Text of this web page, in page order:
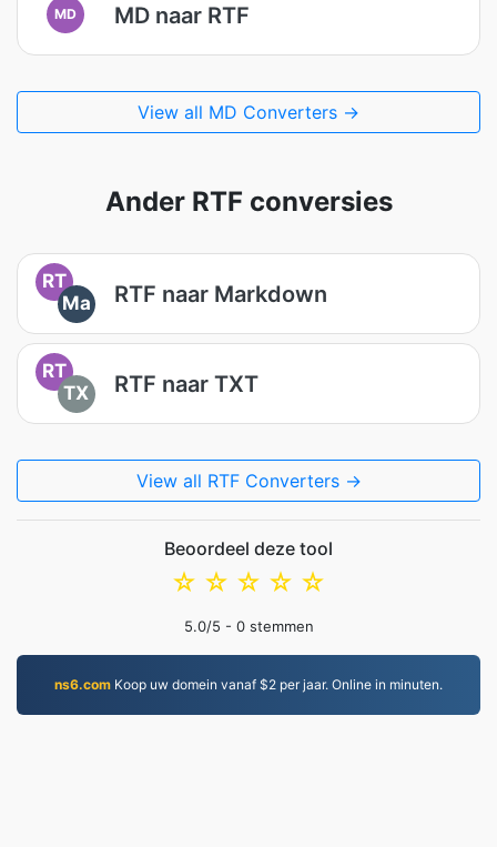
MD MD naar RTF
View all MD Converters →
Ander RTF conversies
RT
Ma
RTF naar Markdown
RT
TX
RTF naar TXT
View all RTF Converters →
Beoordeel deze tool
☆
☆
☆
☆
☆
5.0/5 - 0stemmen
ns6.com Koop uw domein vanaf $2 per jaar. Online in minuten.